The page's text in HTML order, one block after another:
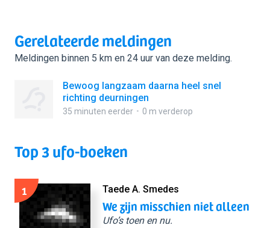
Gerelateerde meldingen
Meldingen binnen 5 km en 24 uur van deze melding.
Bewoog langzaam daarna heel snel
richting deurningen
35 minuten eerder 0 m verderop
Top 3 ufo-boeken
1 Taede A. Smedes
We zijn misschien niet alleen
Ufo’s toen en nu.